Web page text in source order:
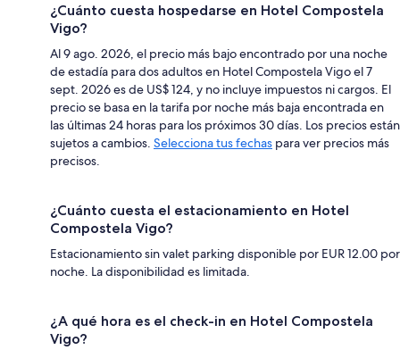
¿Cuánto cuesta hospedarse en Hotel Compostela
Vigo?
Al 9 ago. 2026, el precio más bajo encontrado por una noche
de estadía para dos adultos en Hotel Compostela Vigo el 7
sept. 2026 es de US$ 124, y no incluye impuestos ni cargos. El
precio se basa en la tarifa por noche más baja encontrada en
las últimas 24 horas para los próximos 30 días. Los precios están
sujetos a cambios. Selecciona tus fechas para ver precios más
precisos.
¿Cuánto cuesta el estacionamiento en Hotel
Compostela Vigo?
Estacionamiento sin valet parking disponible por EUR 12.00 por
noche. La disponibilidad es limitada.
¿A qué hora es el check-in en Hotel Compostela
Vigo?